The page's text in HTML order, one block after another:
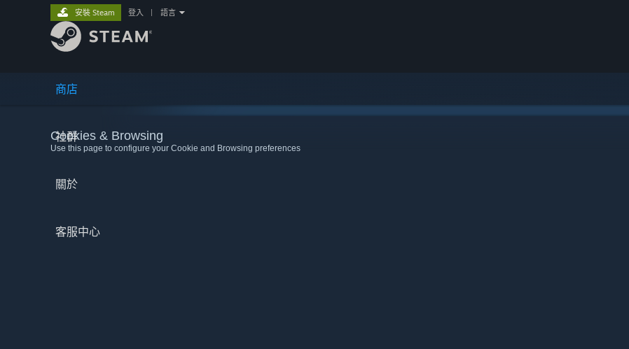
商店
社群
關於
客服中心
安裝 Steam 登入 語言
Cookies & Browsing
Use this page to configure your Cookie and Browsing preferences